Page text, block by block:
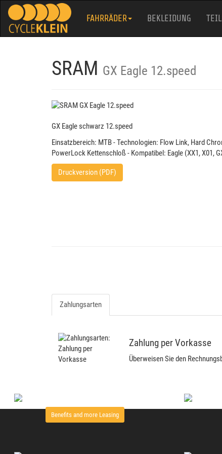
FAHRRÄDER BEKLEIDUNG
SRAM GX Eagle 12.speed
GX Eagle schwarz 12.speed
Einsatzbereich: MTB - Technologien: Flow Link, Hard
PowerLock Kettenschloß - Kompatibel: Eagle (XX1, X01,
Druckversion (PDF)
Zahlungsarten
Zahlung per Vorkasse
Überweisen Sie den
Benefits and more Leasing